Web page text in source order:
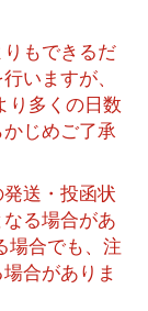
もできるだ
いますが、
り多くの日数
じめご了承
送・投函状
る場合があ
場合でも、注
合がありま